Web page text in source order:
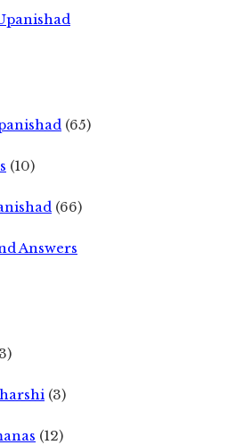
(65)
(10)
(66)
Answers
(3)
(12)